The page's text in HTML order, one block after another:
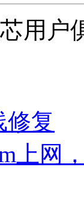
用户
复
上网